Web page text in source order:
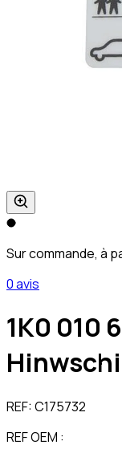
Sur commande, à
0 avis
1K0 010
REF:C175732
REF OEM :